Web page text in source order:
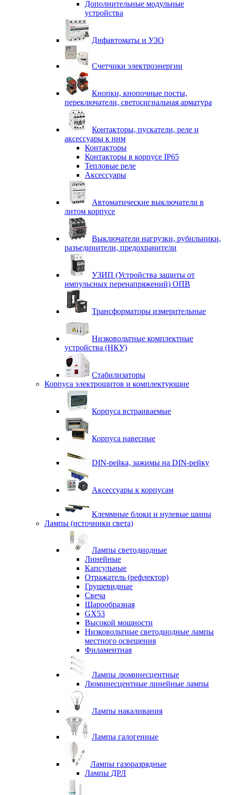
Дополнительные модульные
устройства
Дифавтоматы и УЗО
Счетчики электроэнергии
Кнопки, кнопочные посты,
переключатели, светосигнальная арматура
Контакторы, пускатели, реле и
аксессуары к ним
Контакторы
Контакторы в корпусе IP65
Тепловые реле
Аксессуары
Автоматические выключатели в
литом корпусе
Выключатели нагрузки, рубильники,
разъединители, предохранители
УЗИП (Устройства защиты от
импульсных перенапряжений) ОПВ
Трансформаторы измерительные
Низковольтные комплектные
устройства (НКУ)
Стабилизаторы
Корпуса электрощитов и комплектующие
Корпуса встраиваемые
Корпуса навесные
DIN-рейка, зажимы на DIN-рейку
Аксессуары к корпусам
Клеммные блоки и нулевые шины
Лампы (источники света)
Лампы светодиодные
Линейные
Капсульные
Отражатель (рефлектор)
Грушевидные
Свеча
Шарообразная
GX53
Высокой мощности
Низковольтные светодиодные лампы
местного освещения
Филаментная
Лампы люминесцентные
Люминесцентные линейные лампы
Лампы накаливания
Лампы галогенные
Лампы газоразрядные
Лампы ДРЛ